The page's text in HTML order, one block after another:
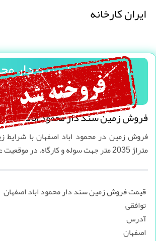
ایران کارخانه
فروش زمین سند دار
اصفهان
فروش زمین سند دار محمود اباد
فروش زمین در محمود اباد اصفهان با شرایط
متراژ 2035 متر جهت سوله و کارگاه. در موقعیت عالی.
قیمت فروش زمین سند دار محمود اباد اصفهان
توافقی
آدرس
اصفهان